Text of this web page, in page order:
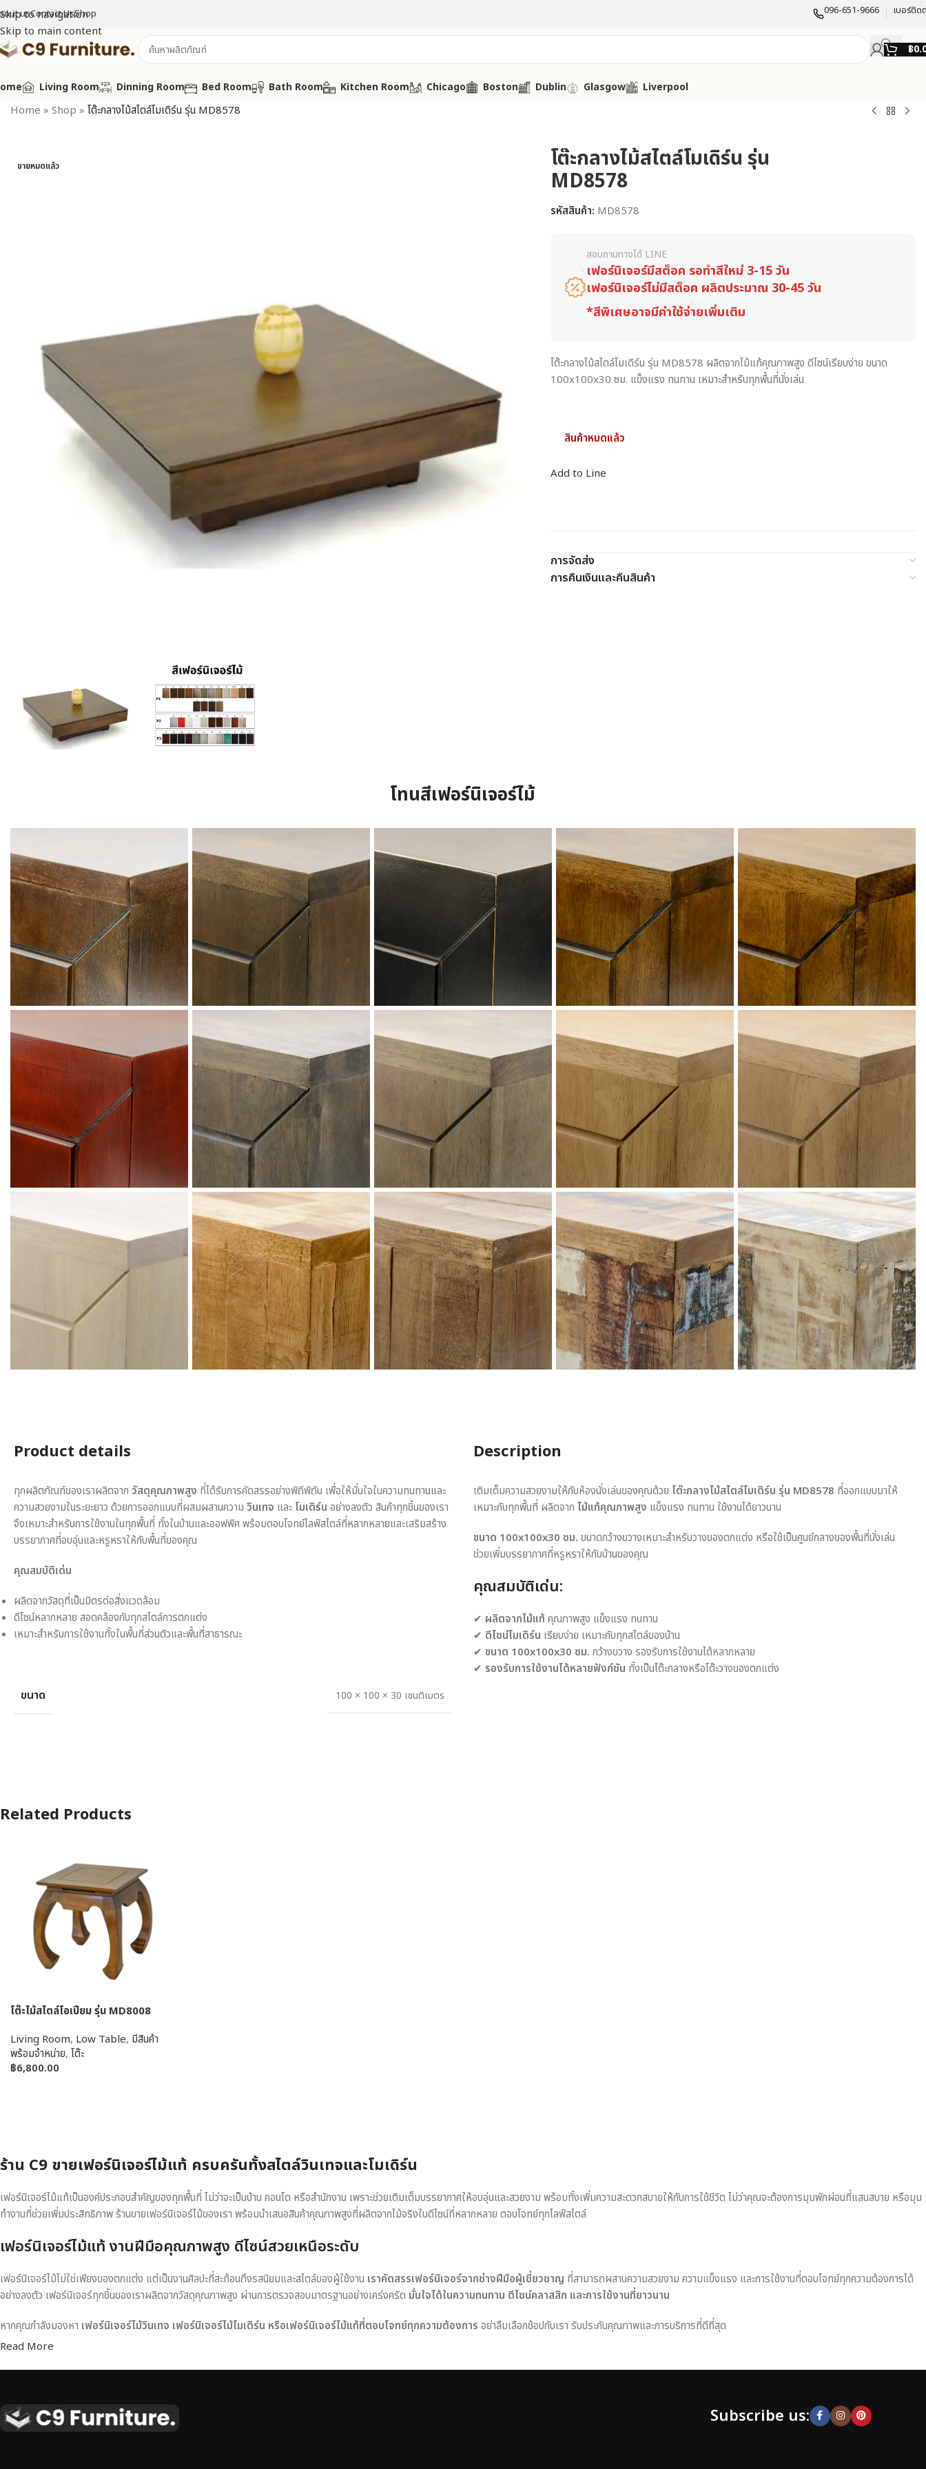
Skip to navigation
Skip to main content
usContact UsShop 096-651-9666 เบอร์ติด
฿
Living Room Dinning Room Bed Room Bath Room Kitchen Room Chicago Boston Dublin Glasgow Liverpool
Home » Shop » โต๊ะกลางไม้สไตล์โมเดิร์น รุ่น MD8578
ขายหมดแล้ว โต๊ะกลางไม้สไตล์โมเดิร์น รุ่น
MD8578
รหัสสินค้า: MD8578
สอบถามทางได้ LINE
เฟอร์นิเจอร์มีสต็อค รอทำสีใหม่ 3-15 วัน
เฟอร์นิเจอร์ไม่มีสต็อค ผลิตประมาณ 30-45 วัน
*สีพิเศษอาจมีค่าใช้จ่ายเพิ่มเติม
โต๊ะกลางไม้สไตล์โมเดิร์น รุ่น MD8578 ผลิตจากไม้แท้คุณภาพสูง ดีไซน์เรียบง่าย ขนาด
100x100x30 ซม. แข็งแรง ทนทาน เหมาะสำหรับทุกพื้นที่นั่งเล่น
สินค้าหมดแล้ว
Add to Line
การจัดส่ง
การคืนเงินและคืนสินค้า
โทนสีเฟอร์นิเจอร์ไม้
Product details
ทุกผลิตภัณฑ์ของเราผลิตจาก วัสดุคุณภาพสูง ที่ได้รับการคัดสรรอย่างพิถีพิถัน เพื่อให้มั่นใจในความทนทานและ
ความสวยงามในระยะยาว ด้วยการออกแบบที่ผสมผสานความ วินเทจ และ โมเดิร์น อย่างลงตัว สินค้าทุกชิ้นของเรา
จึงเหมาะสำหรับการใช้งานในทุกพื้นที่ ทั้งในบ้านและออฟฟิศ พร้อมตอบโจทย์ไลฟ์สไตล์ที่หลากหลายและเสริมสร้าง
บรรยากาศที่อบอุ่นและหรูหราให้กับพื้นที่ของคุณ
คุณสมบัติเด่น
ผลิตจากวัสดุที่เป็นมิตรต่อสิ่งแวดล้อม
ดีไซน์หลากหลาย สอดคล้องกับทุกสไตล์การตกแต่ง
เหมาะสำหรับการใช้งานทั้งในพื้นที่ส่วนตัวและพื้นที่สาธารณะ
ขนาด 100 × 100 × 30 เซนติเมตร
Description
เติมเต็มความสวยงามให้กับห้องนั่งเล่นของคุณด้วย โต๊ะกลางไม้สไตล์โมเดิร์น รุ่น MD8578 ที่ออกแบบมาให้
เหมาะกับทุกพื้นที่ ผลิตจาก ไม้แท้คุณภาพสูง แข็งแรง ทนทาน ใช้งานได้ยาวนาน
ขนาด 100x100x30 ซม. ขนาดกว้างขวางเหมาะสำหรับวางของตกแต่ง หรือใช้เป็นศูนย์กลางของพื้นที่นั่งเล่น
ช่วยเพิ่มบรรยากาศที่หรูหราให้กับบ้านของคุณ
คุณสมบัติเด่น:
✔ ผลิตจากไม้แท้ คุณภาพสูง แข็งแรง ทนทาน
✔ ดีไซน์โมเดิร์น เรียบง่าย เหมาะกับทุกสไตล์ของบ้าน
✔ ขนาด 100x100x30 ซม. กว้างขวาง รองรับการใช้งานได้หลากหลาย
✔ รองรับการใช้งานได้หลายฟังก์ชัน ทั้งเป็นโต๊ะกลางหรือโต๊ะวางของตกแต่ง
Related Products
โต๊ะไม้สไตล์โอเปียม รุ่น MD8008
Living Room, Low Table, มีสินค้า
พร้อมจำหน่าย, โต๊ะ
฿6,800.00
ร้าน C9 ขายเฟอร์นิเจอร์ไม้แท้ ครบครันทั้งสไตล์วินเทจและโมเดิร์น
เฟอร์นิเจอร์ไม้แท้เป็นองค์ประกอบสำคัญของทุกพื้นที่ ไม่ว่าจะเป็นบ้าน คอนโด หรือสำนักงาน เพราะช่วยเติมเต็มบรรยากาศให้อบอุ่นและสวยงาม พร้อมทั้งเพิ่มความสะดวกสบายให้กับการใช้ชีวิต ไม่ว่าคุณจะต้องการมุมพักผ่อนที่แสนสบาย หรือมุม
ทำงานที่ช่วยเพิ่มประสิทธิภาพ ร้านขายเฟอร์นิเจอร์ไม้ของเรา พร้อมนำเสนอสินค้าคุณภาพสูงที่ผลิตจากไม้จริงในดีไซน์ที่หลากหลาย ตอบโจทย์ทุกไลฟ์สไตล์
เฟอร์นิเจอร์ไม้แท้ งานฝีมือคุณภาพสูง ดีไซน์สวยเหนือระดับ
เฟอร์นิเจอร์ไม้ไม่ใช่เพียงของตกแต่ง แต่เป็นงานศิลปะที่สะท้อนถึงรสนิยมและสไตล์ของผู้ใช้งาน เราคัดสรรเฟอร์นิเจอร์จากช่างฝีมือผู้เชี่ยวชาญ ที่สามารถผสานความสวยงาม ความแข็งแรง และการใช้งานที่ตอบโจทย์ทุกความต้องการได้
อย่างลงตัว เฟอร์นิเจอร์ทุกชิ้นของเราผลิตจากวัสดุคุณภาพสูง ผ่านการตรวจสอบมาตรฐานอย่างเคร่งครัด มั่นใจได้ในความทนทาน ดีไซน์คลาสสิก และการใช้งานที่ยาวนาน
หากคุณกำลังมองหา เฟอร์นิเจอร์ไม้วินเทจ เฟอร์นิเจอร์ไม้โมเดิร์น หรือเฟอร์นิเจอร์ไม้แท้ที่ตอบโจทย์ทุกความต้องการ อย่าลืมเลือกช้อปกับเรา รับประกันคุณภาพและการบริการที่ดีที่สุด
Read More
Subscribe us: